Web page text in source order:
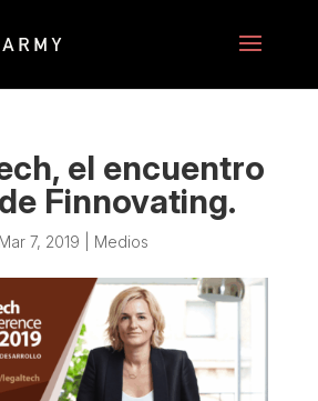
el encuentro
Finnovating.
Mar 7, 2019 Medios